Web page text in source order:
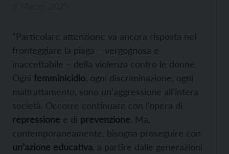
“Particolare attenzione va ancora risposta nel
fronteggiare la piaga – vergognosa e
inaccettabile – della violenza contro le donne.
Ogni femminicidio , ogni discriminazione, ogni
maltrattamento, sono un’aggressione all’intera
società. Occorre continuare con l’opera di
repressione e di prevenzione. Ma,
contemporaneamente, bisogna proseguire con
un’azione educativa , a partire dalle generazioni